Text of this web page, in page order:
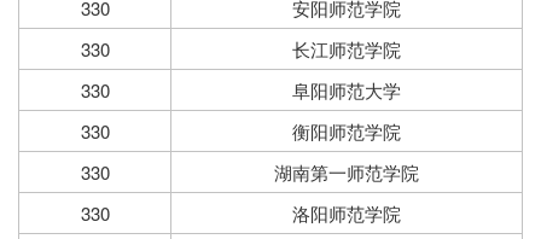
330
安阳师范学院
330
长江师范学院
330
阜阳师范大学
330
衡阳师范学院
330
湖南第一师范学院
330
洛阳师范学院